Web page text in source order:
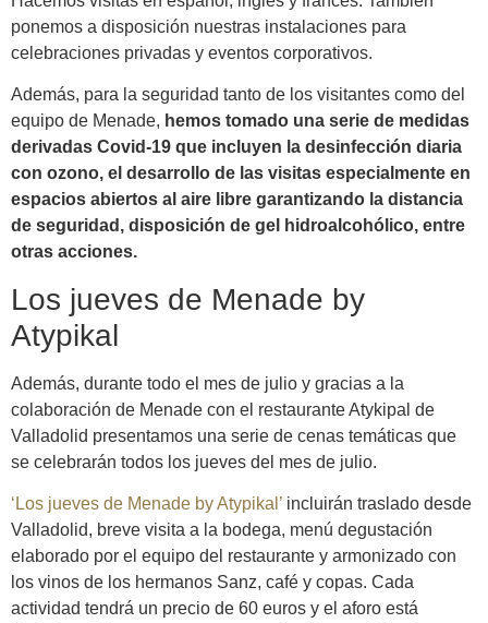
ponemos a disposición nuestras instalaciones para
celebraciones privadas y eventos corporativos.
Además, para la seguridad tanto de los visitantes como del
equipo de Menade, hemos tomado una serie de medidas
derivadas Covid-19 que incluyen la desinfección diaria
con ozono, el desarrollo de las visitas especialmente en
espacios abiertos al aire libre garantizando la distancia
de seguridad, disposición de gel hidroalcohólico, entre
otras acciones.
Los jueves de Menade by
Atypikal
Además, durante todo el mes de julio y gracias a la
colaboración de Menade con el restaurante Atykipal de
Valladolid presentamos una serie de cenas temáticas que
se celebrarán todos los jueves del mes de julio.
‘Los jueves de Menade by Atypikal’ incluirán traslado desde
Valladolid, breve visita a la bodega, menú degustación
elaborado por el equipo del restaurante y armonizado con
los vinos de los hermanos Sanz, café y copas. Cada
actividad tendrá un precio de 60 euros y el aforo está